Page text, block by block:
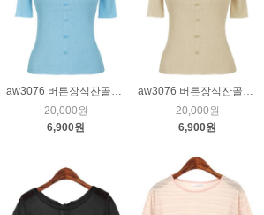
aw3076 버튼장식잔골지니트_블루
20,000원
6,900원
aw3076 버튼장식잔골지니트_베이지
20,000원
6,900원